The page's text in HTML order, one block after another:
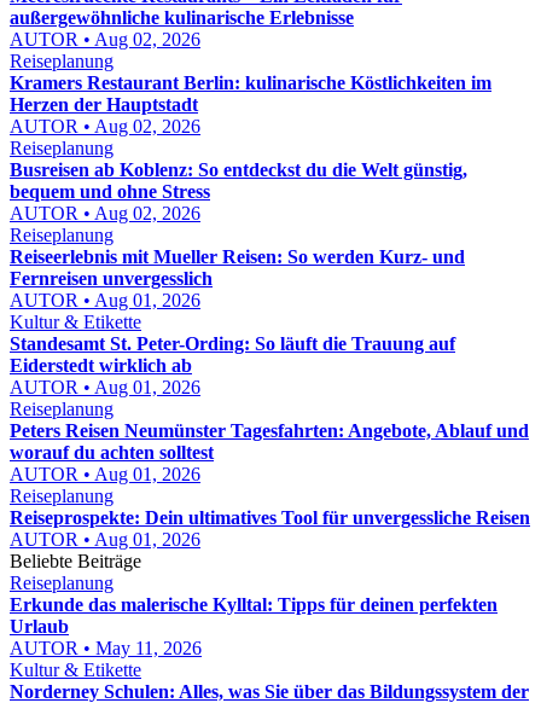
außergewöhnliche kulinarische Erlebnisse
AUTOR • Aug 02, 2026
Reiseplanung
Kramers Restaurant Berlin: kulinarische Köstlichkeiten im
Herzen der Hauptstadt
AUTOR • Aug 02, 2026
Reiseplanung
Busreisen ab Koblenz: So entdeckst du die Welt günstig,
bequem und ohne Stress
AUTOR • Aug 02, 2026
Reiseplanung
Reiseerlebnis mit Mueller Reisen: So werden Kurz- und
Fernreisen unvergesslich
AUTOR • Aug 01, 2026
Kultur & Etikette
Standesamt St. Peter-Ording: So läuft die Trauung auf
Eiderstedt wirklich ab
AUTOR • Aug 01, 2026
Reiseplanung
Peters Reisen Neumünster Tagesfahrten: Angebote, Ablauf und
worauf du achten solltest
AUTOR • Aug 01, 2026
Reiseplanung
Reiseprospekte: Dein ultimatives Tool für unvergessliche Reisen
AUTOR • Aug 01, 2026
Beliebte Beiträge
Reiseplanung
Erkunde das malerische Kylltal: Tipps für deinen perfekten
Urlaub
AUTOR • May 11, 2026
Kultur & Etikette
Norderney Schulen: Alles, was Sie über das Bildungssystem der